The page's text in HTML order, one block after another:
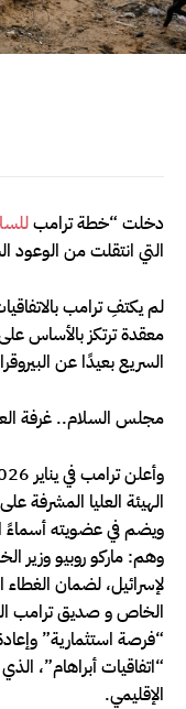
دخلت “خطة ترامب
التي انتقلت من الوعود
لم يكتفِ ترامب
معقدة ترتكز بالأساس
السريع بعيدًا عن
مجلس السلام.. غرفة
الهيئة العليا المشرفة
ويضم في عضويته أسماءً
وهم: ماركو روبيو وزير
لإسرائيل، لضمان
الخاص و صديق ترامب
“فرصة استثمارية”
“اتفاقيات أبراهام”،
الإقليمي.